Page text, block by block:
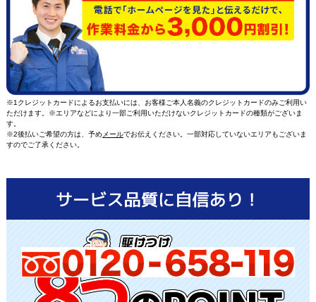
※1クレジットカードによるお支払いには、お客様ご本人名義のクレジットカードのみご利用い
ただけます。※エリアなどにより一部ご利用いただけないクレジットカードの種類がございま
す。
※2後払いご希望の方は、予めメールでお伝えください。一部対応していないエリアもございま
すのでご了承ください。